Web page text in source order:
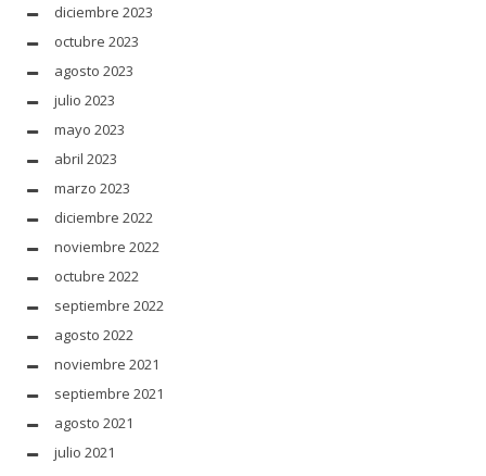
diciembre 2023
octubre 2023
agosto 2023
julio 2023
mayo 2023
abril 2023
marzo 2023
diciembre 2022
noviembre 2022
octubre 2022
septiembre 2022
agosto 2022
noviembre 2021
septiembre 2021
agosto 2021
julio 2021